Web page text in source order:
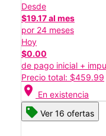
Desde
$19.17 al mes
por 24 meses
Hoy
$0.00
de pago inicial +
Precio total: $459.99
location_on En existencia
Ver 16 ofertas